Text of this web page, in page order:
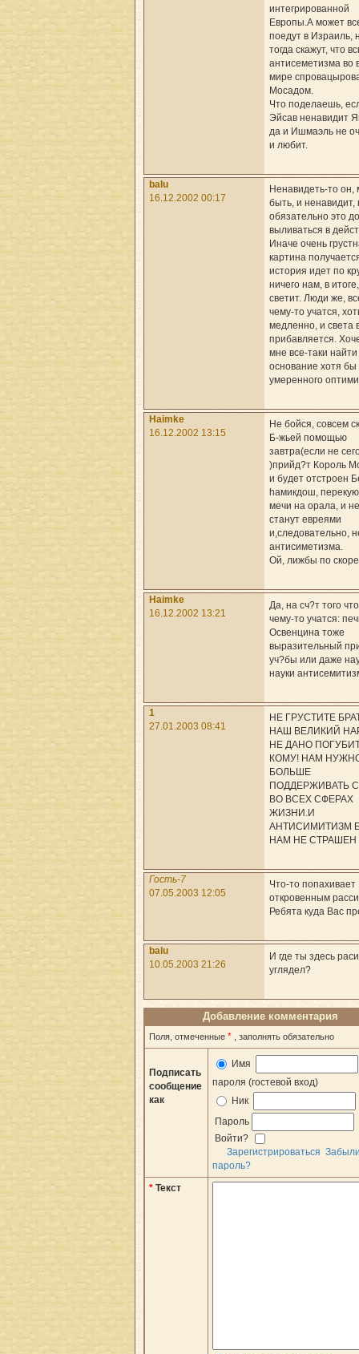
интегрированной
Европы.А может
поедут в Израиль,
тогда скажут, что
антисеметизма во
мире
Мосадом.
Что поделаешь,
Эйсав ненавидит
да и Ишмаэль не
и любит.
balu
16.12.2002 00:17
Ненавидеть-то он,
быть, и ненавидит,
обязательно это
выливаться в
Иначе очень
картина
история идет по
ничего нам, в
светит. Люди же,
чему-то учатся,
медленно, и света
прибавляется.
мне все-таки найти
основание хотя бы
умеренного
Haimke
16.12.2002 13:15
Не бойся, совсем
Б-жьей помощью
завтра(если не
)прийд?т Король
и будет отстроен
hамикдош,
мечи на орала, и
станут евреями
и,следовательно,
антисиметизма.
Ой, лижбы по
Haimke
16.12.2002 13:21
Да, на сч?т того
чему-то учатся:
Освенцина тоже
выразительный
уч?бы или даже
науки
1
27.01.2003 08:41
НЕ ГРУСТИТЕ
НАШ ВЕЛИКИЙ
НЕ ДАНО
КОМУ! НАМ
БОЛЬШЕ
ПОДДЕРЖИВАТЬ
ВО ВСЕХ СФЕРАХ
ЖИЗНИ.И
АНТИСИМИТИЗМ
НАМ НЕ СТРАШЕН
Гость-7
07.05.2003 12:05
Что-то попахивает
откровенным
Ребята куда Вас
balu
10.05.2003 21:26
И где ты здесь
углядел?
Добавление комментария
Поля, отмеченные * , заполнять обязательно
Подписать
сообщение
как
Имя
пароля (гостевой вход)
Ник
Пароль
Войти?
Зарегистрироваться
пароль?
* Текст